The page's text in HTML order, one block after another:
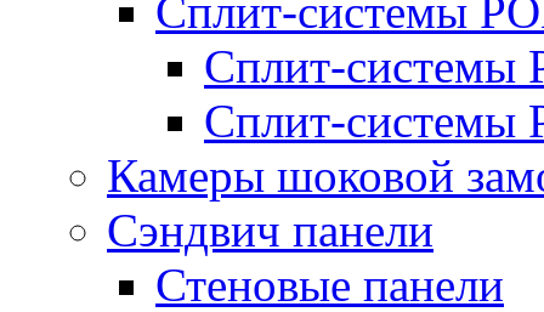
Сплит-системы
Сплит-системы
Сплит-системы
Камеры шоковой
Сэндвич панели
Стеновые панели